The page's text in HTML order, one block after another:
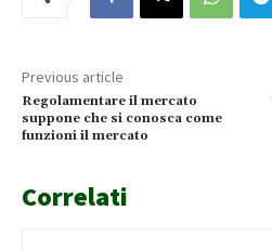
Previous article
Regolamentare il mercato
suppone che si conosca come
funzioni il mercato
Correlati